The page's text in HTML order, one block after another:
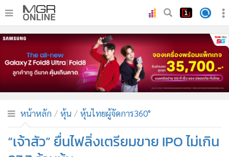
• หน้าหลัก
ทันเหตุการณ์
ภาคใต้
• ภูมิภาค
• บันเทิง
ผู้จัดการรายวัน
คอลัมนิสต์
หน้าหลัก หุ้น หุ้นไทยผู้จัดการ360°
“เจ้าสัว” ยื่นไฟลิ่งเตรียมขาย IPO ไม่เกิน